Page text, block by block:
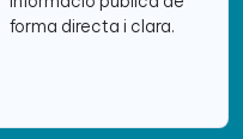
forma directa i clara.